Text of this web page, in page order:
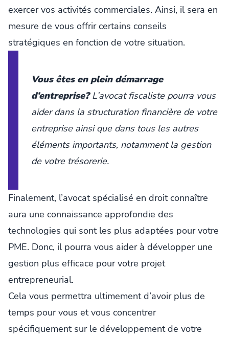
exercer vos activités commerciales. Ainsi, il sera en
mesure de vous offrir certains conseils
stratégiques en fonction de votre situation.
Vous êtes en plein démarrage
d’entreprise?L’avocat fiscaliste pourra vous
aider dans la structuration financière de votre
entreprise ainsi que dans tous les autres
éléments importants, notamment la gestion
de votre trésorerie.
Finalement, l’avocat spécialisé en droit connaître
aura une connaissance approfondie des
technologies qui sont les plus adaptées pour votre
PME. Donc, il pourra vous aider à développer une
gestion plus efficace pour votre projet
entrepreneurial.
Cela vous permettra ultimement d’avoir plus de
temps pour vous et vous concentrer
spécifiquement sur le développement de votre